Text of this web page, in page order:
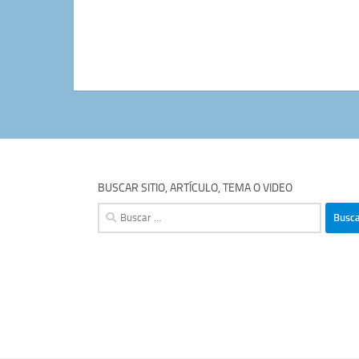
BUSCAR SITIO, ARTÍCULO, TEMA O VIDEO
Buscar: